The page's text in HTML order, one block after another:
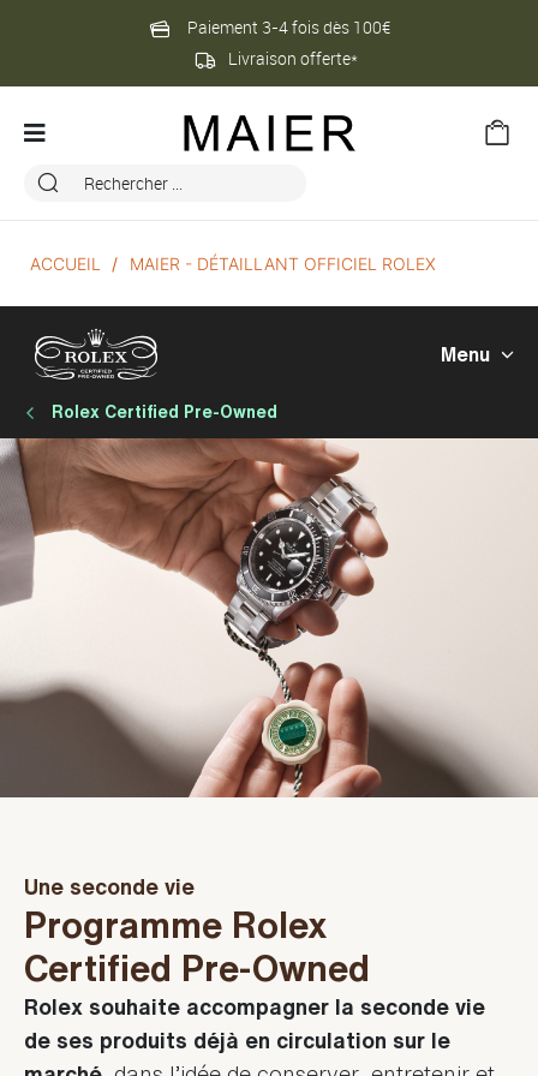
Paiement 3-4 fois dès 100€
Livraison offerte*
ACCUEIL MAIER - DÉTAILLANT OFFICIEL ROLEX
Menu
Rolex Certified Pre-Owned
Une seconde vie
Programme Rolex
Certified Pre-Owned
Rolex souhaite accompagner la seconde vie
de ses produits déjà en circulation sur le